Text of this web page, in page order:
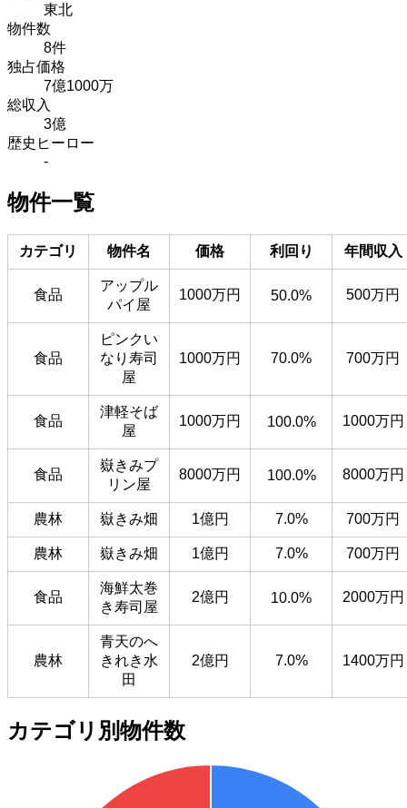
東北
物件数
8件
独占価格
7億1000万
総収入
3億
歴史ヒーロー
-
物件一覧
カテゴリ 物件名 価格 利回り 年間収入
食品
アップル
パイ屋
1000万円 50.0% 500万円
食品
ピンクい
なり寿司
屋
1000万円 70.0% 700万円
食品
津軽そば
屋
1000万円 100.0% 1000万円
食品
嶽きみプ
リン屋
8000万円 100.0% 8000万円
農林 嶽きみ畑 1億円 7.0% 700万円
農林 嶽きみ畑 1億円 7.0% 700万円
食品
海鮮太巻
き寿司屋
2億円 10.0% 2000万円
農林
青天のへ
きれき水
田
2億円 7.0% 1400万円
カテゴリ別物件数